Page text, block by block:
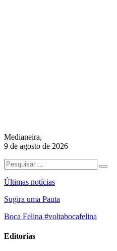
Medianeira,
9 de agosto de 2026
Últimas notícias
Sugira uma Pauta
Boca Felina #voltabocafelina
Editorias